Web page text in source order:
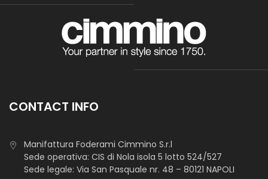
CONTACT INFO
Manifattura Foderami Cimmino S.r.l
Sede operativa: CIS di Nola isola 5 lotto 524/527
Sede legale: Via San Pasquale nr. 48 – 80121 NAPOLI